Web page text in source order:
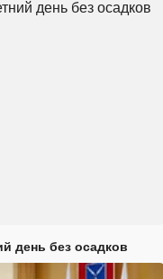
день без осадков